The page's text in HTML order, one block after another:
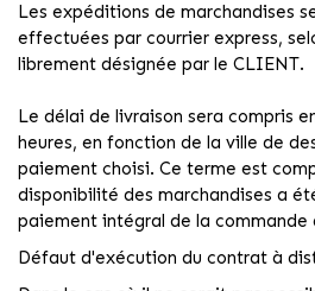
Les expéditions de marchandises
effectuées par courrier express,
librement désignée par le CLIENT.
Le délai de livraison sera compris
heures, en fonction de la ville de
paiement choisi. Ce terme est
disponibilité des marchandises a
paiement intégral de la
Défaut d'exécution du contrat à